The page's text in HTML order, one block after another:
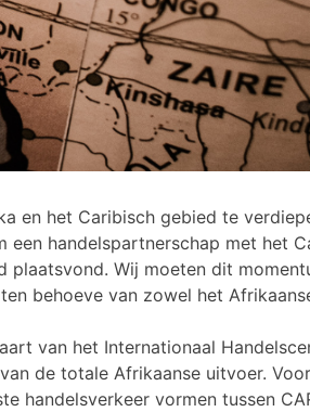
en het Caribisch gebied te
handelspartnerschap met het
Wij moeten dit
behoeve van zowel het
van het Internationaal
de totale Afrikaanse uitvoer.
vormen tussen